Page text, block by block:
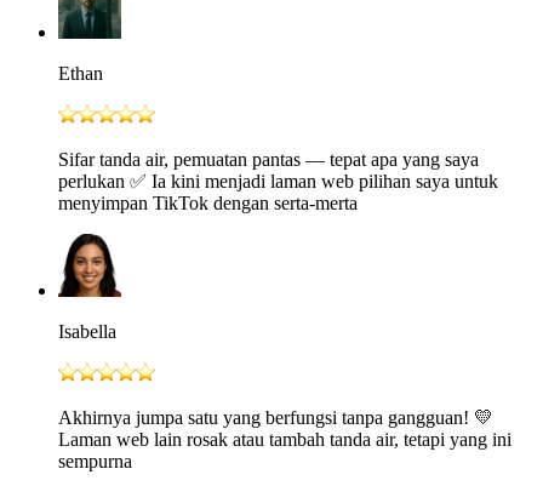
Ethan
Sifar tanda air, pemuatan pantas — tepat apa yang saya
perlukan ✅ Ia kini menjadi laman web pilihan saya untuk
menyimpan TikTok dengan serta-merta
Isabella
Akhirnya jumpa satu yang berfungsi tanpa gangguan! 💛
Laman web lain rosak atau tambah tanda air, tetapi yang ini
sempurna